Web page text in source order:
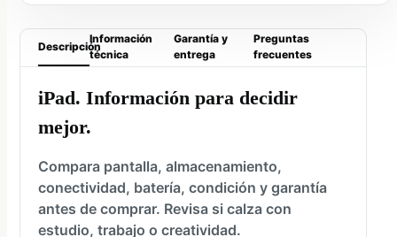
Descripción
Información
técnica
Garantía y
entrega
Preguntas
frecuentes
iPad. Información para decidir
mejor.
Compara pantalla, almacenamiento,
conectividad, batería, condición y garantía
antes de comprar. Revisa si calza con
estudio, trabajo o creatividad.